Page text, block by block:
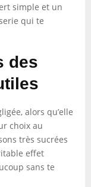
simple et un
qui te
des
alors qu’elle
choix au
très sucrées
effet
sans te